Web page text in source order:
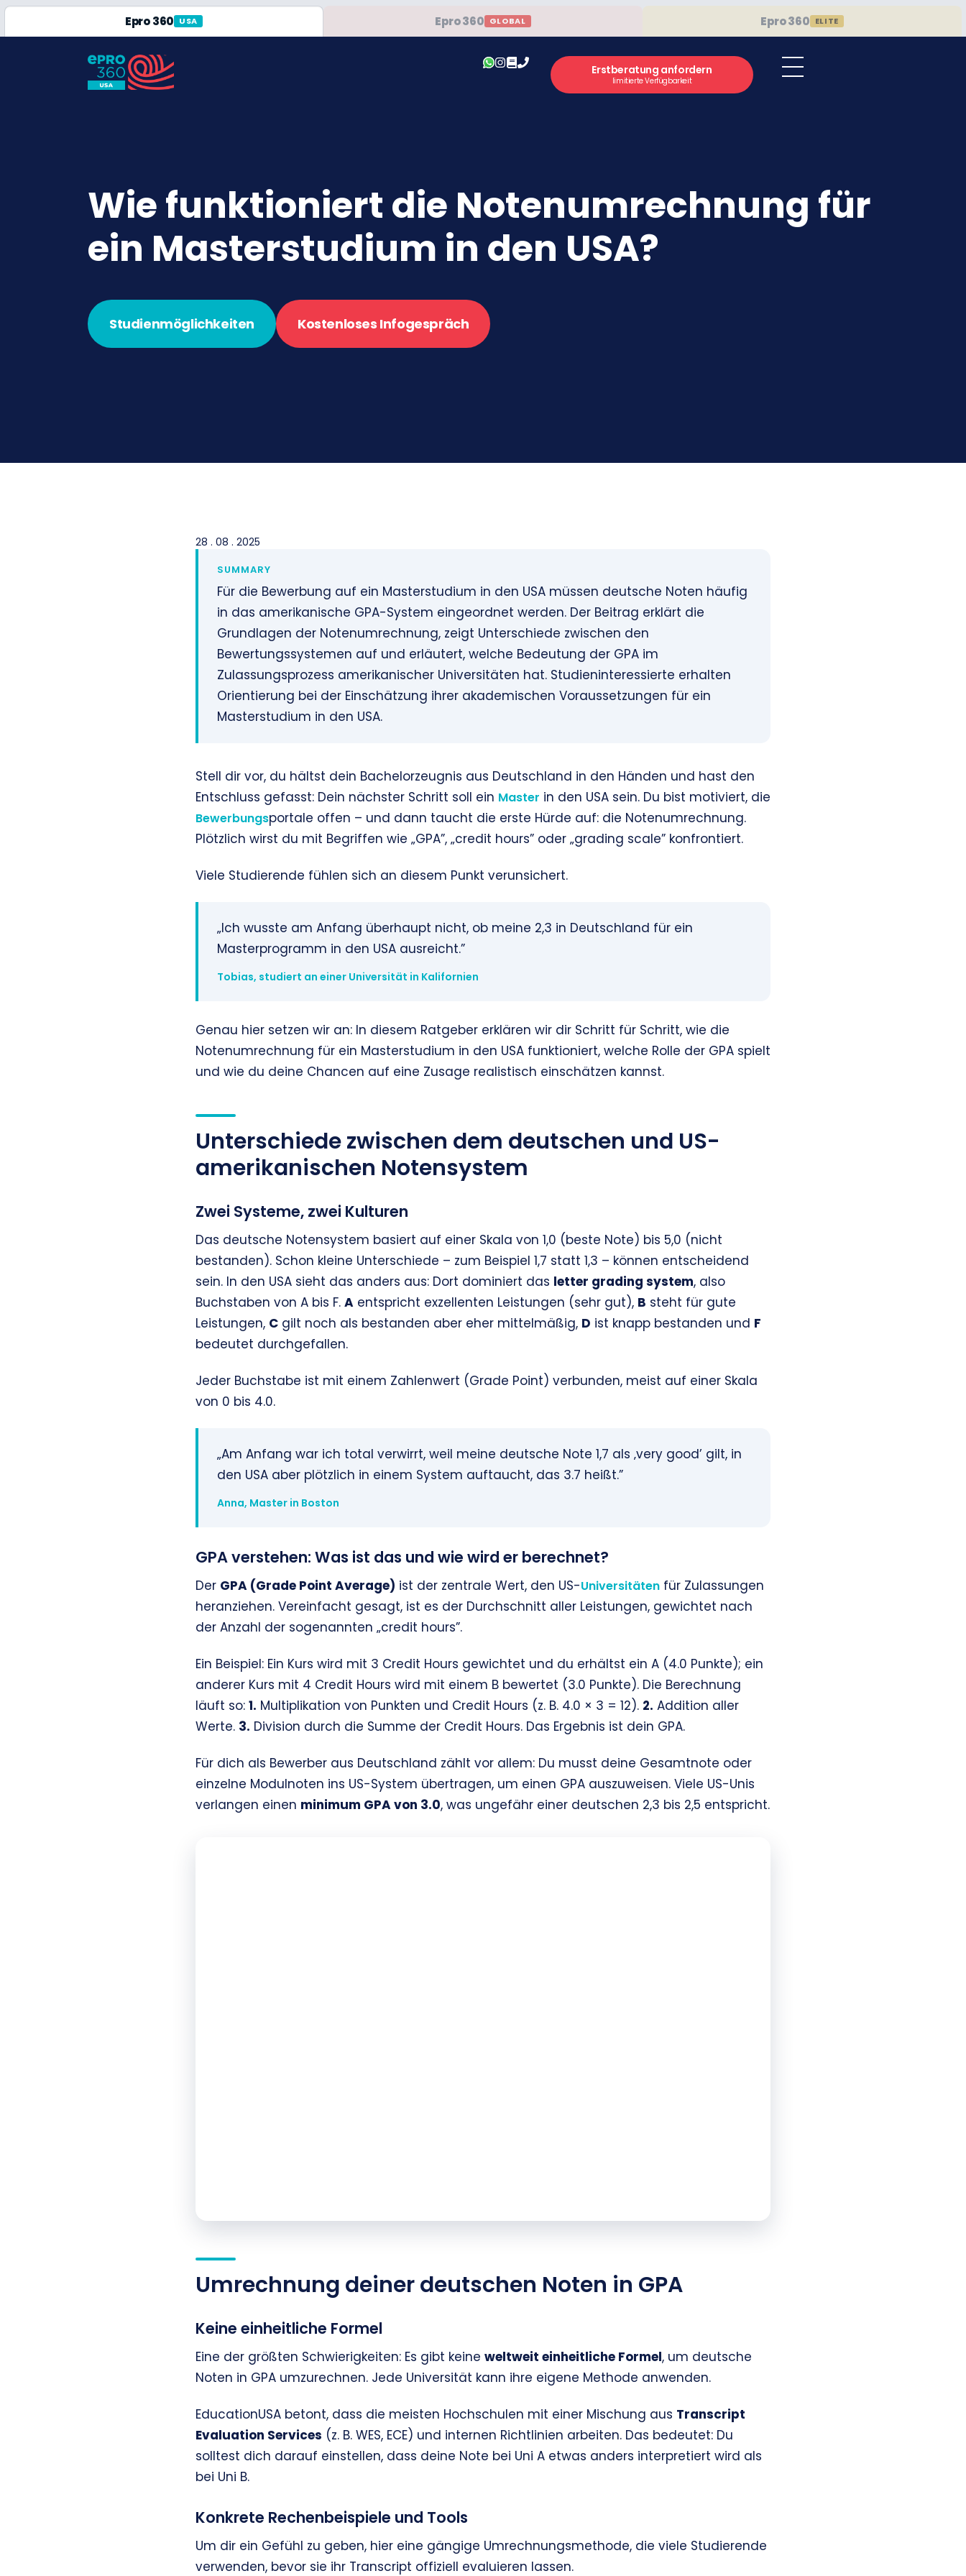
Epro 360 USA Epro 360 GLOBAL Epro 360 ELITE
Erstberatung anfordern
limitierte Verfügbarkeit
Wie funktioniert die Notenumrechnung für
ein Masterstudium in den USA?
Studienmöglichkeiten Kostenloses Infogespräch
28 . 08 . 2025
SUMMARY
Für die Bewerbung auf ein Masterstudium in den USA müssen deutsche Noten häufig
in das amerikanische GPA-System eingeordnet werden. Der Beitrag erklärt die
Grundlagen der Notenumrechnung, zeigt Unterschiede zwischen den
Bewertungssystemen auf und erläutert, welche Bedeutung der GPA im
Zulassungsprozess amerikanischer Universitäten hat. Studieninteressierte erhalten
Orientierung bei der Einschätzung ihrer akademischen Voraussetzungen für ein
Masterstudium in den USA.
Stell dir vor, du hältst dein Bachelorzeugnis aus Deutschland in den Händen und hast den
Entschluss gefasst: Dein nächster Schritt soll ein Master in den USA sein. Du bist motiviert, die
Bewerbungsportale offen – und dann taucht die erste Hürde auf: die Notenumrechnung.
Plötzlich wirst du mit Begriffen wie „GPA”, „credit hours” oder „grading scale” konfrontiert.
Viele Studierende fühlen sich an diesem Punkt verunsichert.
„Ich wusste am Anfang überhaupt nicht, ob meine 2,3 in Deutschland für ein
Masterprogramm in den USA ausreicht.”
Tobias, studiert an einer Universität in Kalifornien
Genau hier setzen wir an: In diesem Ratgeber erklären wir dir Schritt für Schritt, wie die
Notenumrechnung für ein Masterstudium in den USA funktioniert, welche Rolle der GPA spielt
und wie du deine Chancen auf eine Zusage realistisch einschätzen kannst.
Unterschiede zwischen dem deutschen und US-
amerikanischen Notensystem
Zwei Systeme, zwei Kulturen
Das deutsche Notensystem basiert auf einer Skala von 1,0 (beste Note) bis 5,0 (nicht
bestanden). Schon kleine Unterschiede – zum Beispiel 1,7 statt 1,3 – können entscheidend
sein. In den USA sieht das anders aus: Dort dominiert das letter grading system, also
Buchstaben von A bis F. A entspricht exzellenten Leistungen (sehr gut), B steht für gute
Leistungen, C gilt noch als bestanden aber eher mittelmäßig, D ist knapp bestanden und F
bedeutet durchgefallen.
Jeder Buchstabe ist mit einem Zahlenwert (Grade Point) verbunden, meist auf einer Skala
von 0 bis 4.0.
„Am Anfang war ich total verwirrt, weil meine deutsche Note 1,7 als ‚very good’ gilt, in
den USA aber plötzlich in einem System auftaucht, das 3.7 heißt.”
Anna, Master in Boston
GPA verstehen: Was ist das und wie wird er berechnet?
Der GPA (Grade Point Average) ist der zentrale Wert, den US-Universitäten für Zulassungen
heranziehen. Vereinfacht gesagt, ist es der Durchschnitt aller Leistungen, gewichtet nach
der Anzahl der sogenannten „credit hours”.
Ein Beispiel: Ein Kurs wird mit 3 Credit Hours gewichtet und du erhältst ein A (4.0 Punkte); ein
anderer Kurs mit 4 Credit Hours wird mit einem B bewertet (3.0 Punkte). Die Berechnung
läuft so: 1. Multiplikation von Punkten und Credit Hours (z. B. 4.0 × 3 = 12). 2. Addition aller
Werte. 3. Division durch die Summe der Credit Hours. Das Ergebnis ist dein GPA.
Für dich als Bewerber aus Deutschland zählt vor allem: Du musst deine Gesamtnote oder
einzelne Modulnoten ins US-System übertragen, um einen GPA auszuweisen. Viele US-Unis
verlangen einen minimum GPA von 3.0, was ungefähr einer deutschen 2,3 bis 2,5 entspricht.
Umrechnung deiner deutschen Noten in GPA
Keine einheitliche Formel
Eine der größten Schwierigkeiten: Es gibt keine weltweit einheitliche Formel, um deutsche
Noten in GPA umzurechnen. Jede Universität kann ihre eigene Methode anwenden.
EducationUSA betont, dass die meisten Hochschulen mit einer Mischung aus Transcript
Evaluation Services (z. B. WES, ECE) und internen Richtlinien arbeiten. Das bedeutet: Du
solltest dich darauf einstellen, dass deine Note bei Uni A etwas anders interpretiert wird als
bei Uni B.
Konkrete Rechenbeispiele und Tools
Um dir ein Gefühl zu geben, hier eine gängige Umrechnungsmethode, die viele Studierende
verwenden, bevor sie ihr Transcript offiziell evaluieren lassen.